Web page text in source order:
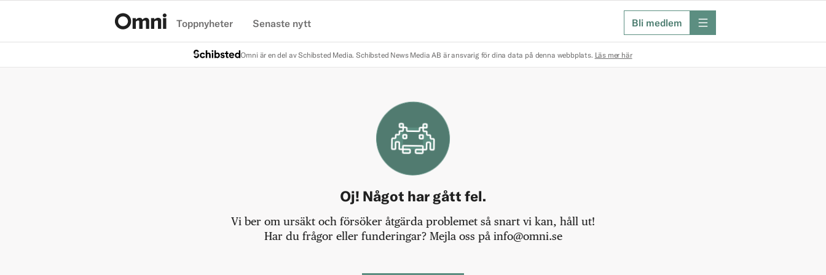
Toppnyheter Senaste nytt Bli medlem meny
Omni är en del av Schibsted Media. Schibsted News Media AB är ansvarig för dina data på denna webbplats. Läs mer här
Oj! Något har gått fel.
Vi ber om ursäkt och försöker åtgärda problemet så snart vi kan, håll ut!
Har du frågor eller funderingar? Mejla oss på info@omni.se